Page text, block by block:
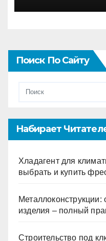
Поиск По Сайту
Набирает
Хладагент для
выбрать и купить
Металлоконструкции:
изделия – полный
Строительство под